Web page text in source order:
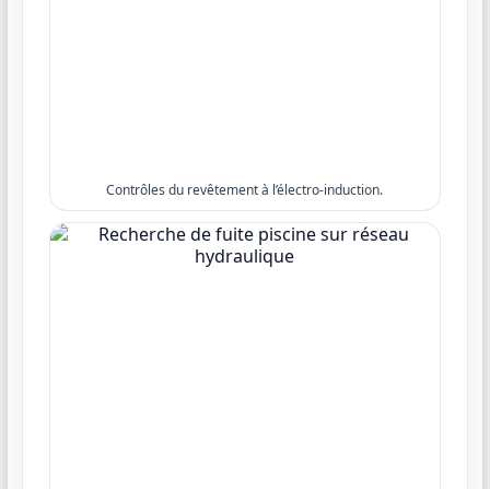
Contrôles du revêtement à l’électro-induction.